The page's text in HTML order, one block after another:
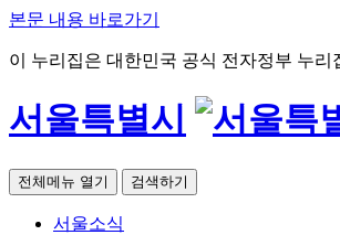
본문 내용 바로가기
이 누리집은 대한민국 공식 전자정부 누리
서울특별시
전체메뉴 열기 검색하기
서울소식